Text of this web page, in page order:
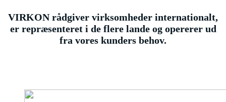
VIRKON rådgiver virksomheder internationalt,
er repræsenteret i de flere lande og opererer ud
fra vores kunders behov.